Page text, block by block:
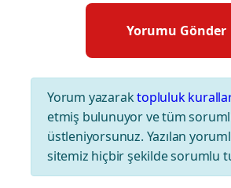
Yorum yazaraktopluluk
etmiş bulunuyor ve tüm
üstleniyorsunuz. Yazılan
sitemiz hiçbir şekilde sorumlu